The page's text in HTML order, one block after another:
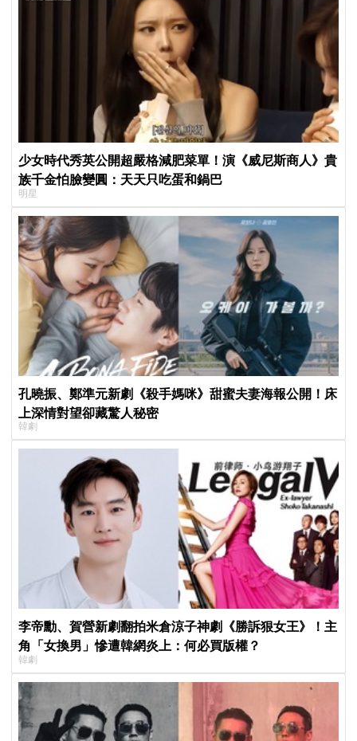
少女時代秀英公開超嚴格減肥菜單！演《威尼斯商人》貴
族千金怕臉變圓：天天只吃蛋和鍋巴
明星
孔曉振、鄭準元新劇《殺手媽咪》甜蜜夫妻海報公開！床
上深情對望卻藏驚人秘密
韓劇
李帝勳、賀營新劇翻拍米倉涼子神劇《勝訴狠女王》！主
角「女換男」慘遭韓網炎上：何必買版權？
韓劇